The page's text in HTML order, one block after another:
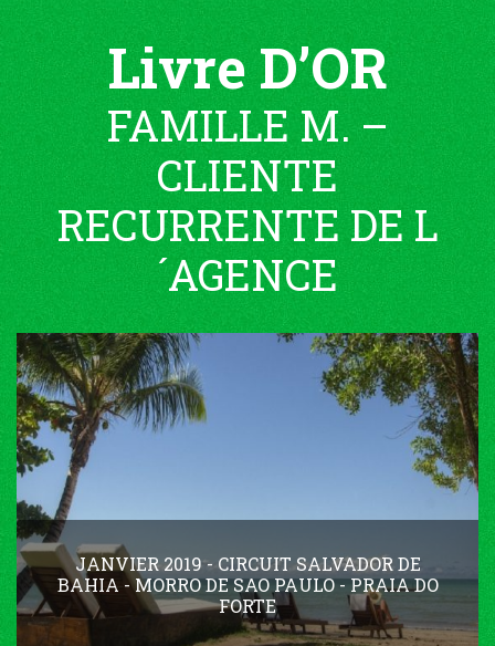
Livre D’OR
FAMILLE M. –
CLIENTE
RECURRENTE DE L
´AGENCE
JANVIER 2019 - CIRCUIT SALVADOR DE
BAHIA - MORRO DE SAO PAULO - PRAIA DO
FORTE